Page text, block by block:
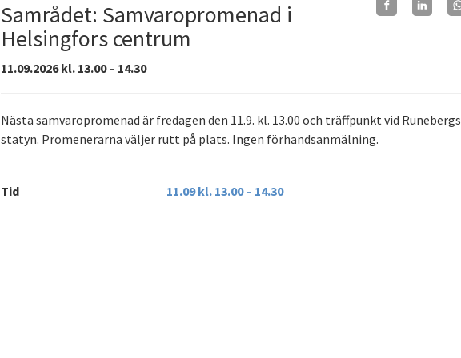
Samrådet: Samvaropromenad i
Helsingfors centrum
11.09.2026 kl. 13.00 – 14.30
Nästa samvaropromenad är fredagen den 11.9. kl. 13.00 och träffpunkt vid Runebergs
statyn. Promenerarna väljer rutt på plats. Ingen förhandsanmälning.
Tid 11.09 kl. 13.00 – 14.30